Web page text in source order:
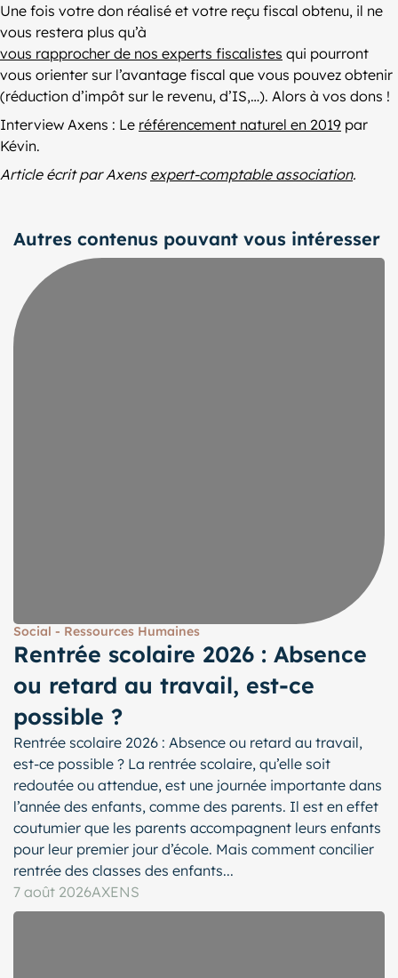
Une fois votre don réalisé et votre reçu fiscal obtenu, il ne
vous restera plus qu’à
vous rapprocher de nos experts fiscalistes qui pourront
vous orienter sur l’avantage fiscal que vous pouvez obtenir
(réduction d’impôt sur le revenu, d’IS,…). Alors à vos dons !
Interview Axens : Le référencement naturel en 2019 par
Kévin.
Article écrit par Axens expert-comptable association.
Autres contenus pouvant vous intéresser
Social - Ressources Humaines
Rentrée scolaire 2026 : Absence
ou retard au travail, est-ce
possible ?
Rentrée scolaire 2026 : Absence ou retard au travail,
est-ce possible ? La rentrée scolaire, qu’elle soit
redoutée ou attendue, est une journée importante dans
l’année des enfants, comme des parents. Il est en effet
coutumier que les parents accompagnent leurs enfants
pour leur premier jour d’école. Mais comment concilier
rentrée des classes des enfants...
7 août 2026AXENS